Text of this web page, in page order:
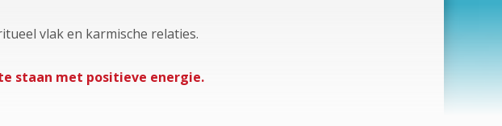
vlak en karmische relaties.
staan met positieve energie.